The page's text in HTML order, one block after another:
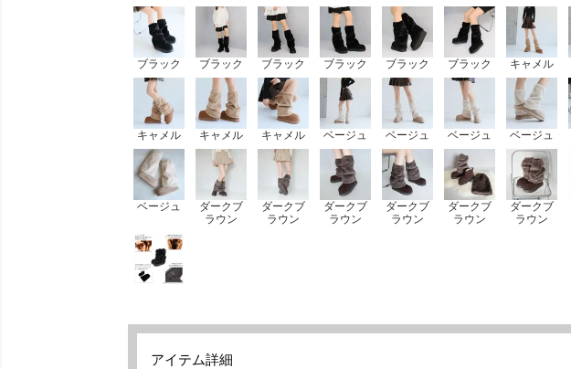
ブラック ブラック ブラック ブラック ブラック ブラック キャメル
キャメル キャメル キャメル ベージュ ベージュ ベージュ ベージュ
ベージュ
ダークブ
ラウン
ダークブ
ラウン
ダークブ
ラウン
ダークブ
ラウン
ダークブ
ラウン
ダークブ
ラウン
アイテム詳細